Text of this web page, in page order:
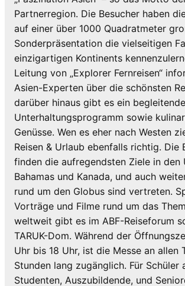
Partnerregion. Die Besucher haben
auf einer über 1000 Quadratmeter
Sonderpräsentation die vielseitigen
einzigartigen Kontinents
Leitung von „Explorer Fernreisen“
Asien-Experten über die schönsten
darüber hinaus gibt es ein
Unterhaltungsprogramm sowie
Genüsse. Wen es eher nach Westen
Reisen & Urlaub ebenfalls richtig. Die
finden die aufregendsten Ziele in den
Bahamas und Kanada, und auch
rund um den Globus sind vertreten.
Vorträge und Filme rund um das
weltweit gibt es im ABF-Reiseforum
TARUK-Dom. Während der
Uhr bis 18 Uhr, ist die Messe an allen
Stunden lang zugänglich. Für Schüler
Studenten, Auszubildende, und